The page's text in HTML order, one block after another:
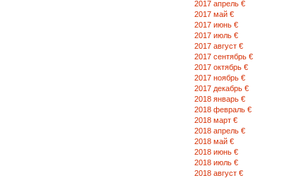
2017 апрель €
2017 май €
2017 июнь €
2017 июль €
2017 август €
2017 сентябрь €
2017 октябрь €
2017 ноябрь €
2017 декабрь €
2018 январь €
2018 февраль €
2018 март €
2018 апрель €
2018 май €
2018 июнь €
2018 июль €
2018 август €